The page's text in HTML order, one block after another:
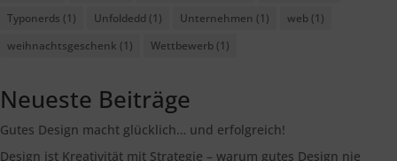
Typonerds (1) Unfoldedd (1) Unternehmen (1) web (1)
weihnachtsgeschenk (1) Wettbewerb (1)
Neueste Beiträge
Gutes Design macht glücklich… und erfolgreich!
Design ist Kreativität mit Strategie – warum gutes Design nie